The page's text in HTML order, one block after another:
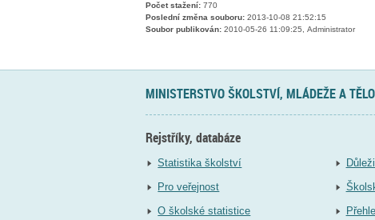
Počet stažení: 770
Poslední změna souboru: 2013-10-08 21:52:15
Soubor publikován: 2010-05-26 11:09:25, Administrator
MINISTERSTVO ŠKOLSTVÍ, MLÁDEŽE A
Rejstříky, databáze
Statistika školství
Pro veřejnost
O školské statistice